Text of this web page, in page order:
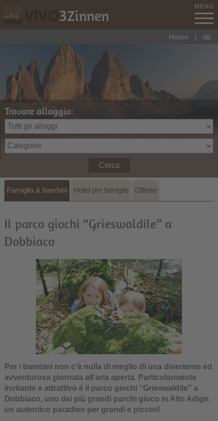
3Zinnen MENU
Trovare alloggio:
Cerca
Home | de
Famiglia & bambini Hotel per famiglie Offerte
Il parco giochi “Grieswaldile” a
Dobbiaco
Per i bambini non c'è nulla di meglio di una divertente ed
avventurosa giornata all'aria aperta. Particolarmente
invitante e attrattivo è il parco giochi “Grieswaldile” a
Dobbiaco, uno dei più grandi parchi gioco in Alto Adige:
un autentico paradiso per grandi e piccini!